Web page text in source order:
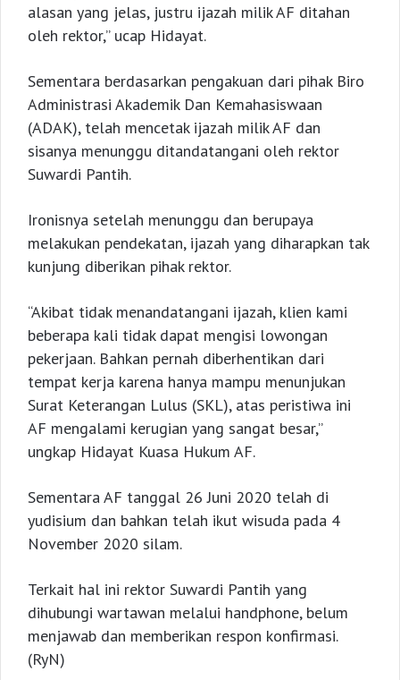
alasan yang jelas, justru ijazah milik AF ditahan
oleh rektor,” ucap Hidayat.
Sementara berdasarkan pengakuan dari pihak Biro
Administrasi Akademik Dan Kemahasiswaan
(ADAK), telah mencetak ijazah milik AF dan
sisanya menunggu ditandatangani oleh rektor
Suwardi Pantih.
Ironisnya setelah menunggu dan berupaya
melakukan pendekatan, ijazah yang diharapkan tak
kunjung diberikan pihak rektor.
“Akibat tidak menandatangani ijazah, klien kami
beberapa kali tidak dapat mengisi lowongan
pekerjaan. Bahkan pernah diberhentikan dari
tempat kerja karena hanya mampu menunjukan
Surat Keterangan Lulus (SKL), atas peristiwa ini
AF mengalami kerugian yang sangat besar,”
ungkap Hidayat Kuasa Hukum AF.
Sementara AF tanggal 26 Juni 2020 telah di
yudisium dan bahkan telah ikut wisuda pada 4
November 2020 silam.
Terkait hal ini rektor Suwardi Pantih yang
dihubungi wartawan melalui handphone, belum
menjawab dan memberikan respon konfirmasi.
(RyN)